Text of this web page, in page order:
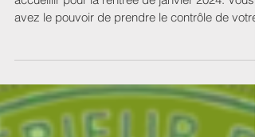
🌿À l'EESNQ, nous sommes ravis de vous
accueillir pour la rentrée de janvier 2024. Vous